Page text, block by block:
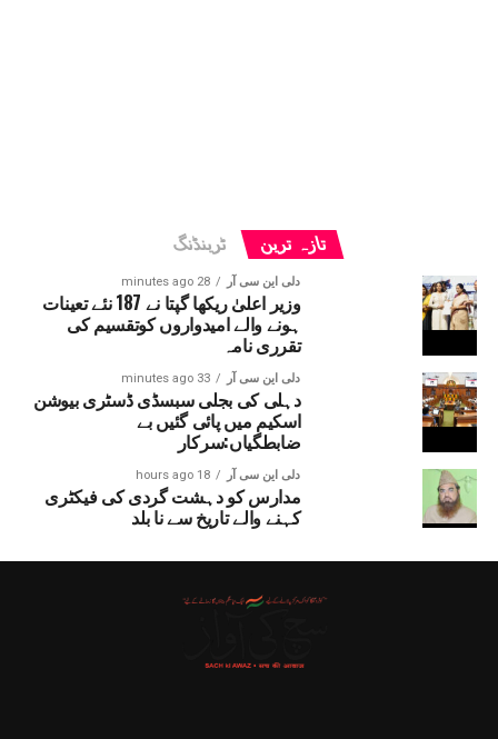
تازہ ترین ٹرینڈنگ
دلی این سی آر 28 minutes ago
وزیر اعلیٰ ریکھا گپتا نے 187 نئے تعینات
ہونے والے امیدواروں کوتقسیم کی
تقرری نامہ
دلی این سی آر 33 minutes ago
دہلی کی بجلی سبسڈی ڈسٹری بیوشن
اسکیم میں پائی گئیں بے
ضابطگیاں:سرکار
دلی این سی آر 18 hours ago
مدارس کو دہشت گردی کی فیکٹری
کہنے والے تاریخ سے نا بلد